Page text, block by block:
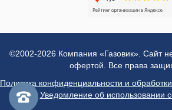
©2002-2026 Компания «Газовик». Сайт
офертой. Все права
Политика конфиденциальности и
Уведомление об использовании